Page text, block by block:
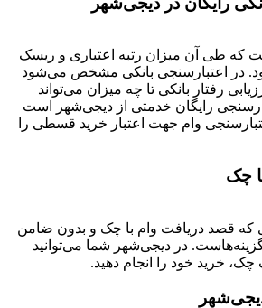
که طی آن میزان رتبه اعتباری و ریسک
در اعتبارسنجی بانکی مشخص می‌شود
رفتار بانکی تا چه میزان می‌تواند
رایگان خدمتی از دیجی‌شهر است
وام جهت اعتبار خرید قسطی را
چک
که قصد دریافت وام با چک و بدون ضامن
گزینه‌هاست. در دیجی‌شهر شما می‌توانید
خرید خود را انجام دهید.